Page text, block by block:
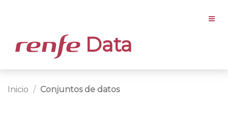
Data
Inicio Conjuntos de datos